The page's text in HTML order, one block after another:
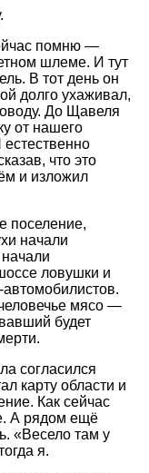
помню —
шлеме. И тут
В тот день он
долго ухаживал,
До Щавеля
от нашего
что это
и изложил
поселение,
начали
ловушки и
автомобилистов.
мясо —
будет
согласился
карту области и
Как сейчас
А рядом ещё
«Весело там у
я.